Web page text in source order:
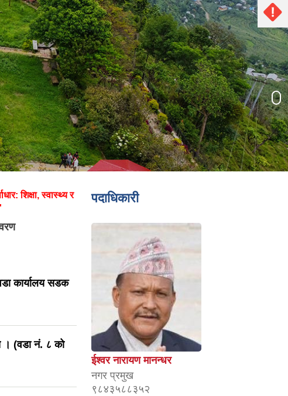
शिक्षा, स्वास्थ्य र
कार्यालय सडक
। (वडा नं. ८ को
पदाधिकारी
ईश्वर नारायण मानन्धर
नगर प्रमुख
९८४३५८८३५२